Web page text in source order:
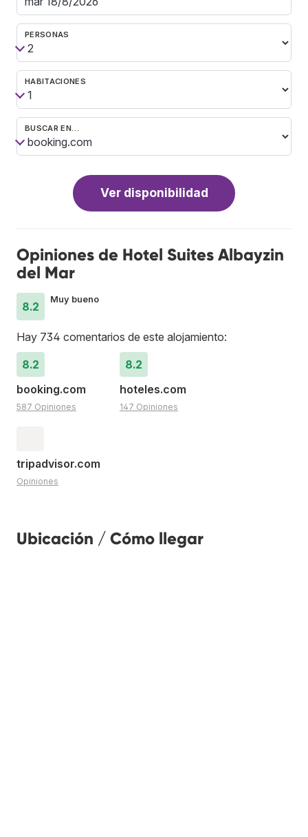
PERSONAS
HABITACIONES
BUSCAR EN…
Ver disponibilidad
Opiniones de Hotel Suites Albayzin
del Mar
8.2
Muy bueno
Hay 734 comentarios de este alojamiento:
8.2
booking.com
587 Opiniones
8.2
hoteles.com
147 Opiniones
tripadvisor.com
Opiniones
Ubicación / Cómo llegar